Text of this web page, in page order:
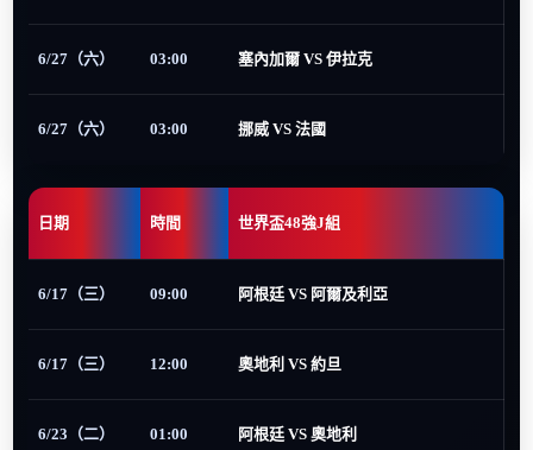
6/27（六） 03:00 塞內加爾 VS 伊拉克
6/27（六） 03:00 挪威 VS 法國
日期 時間 世界盃48強J組
6/17（三） 09:00 阿根廷 VS 阿爾及利亞
6/17（三） 12:00 奧地利 VS 約旦
6/23（二） 01:00 阿根廷 VS 奧地利